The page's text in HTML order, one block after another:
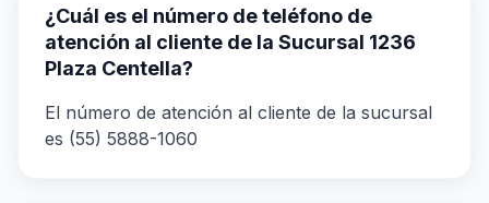
¿Cuál es el número de teléfono de
atención al cliente de la Sucursal 1236
Plaza Centella?
El número de atención al cliente de la sucursal
es (55) 5888-1060